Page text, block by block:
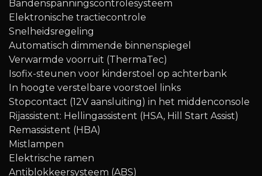
Bandenspanningscontrolesysteem
Elektronische tractiecontrole
Snelheidsregeling
Automatisch dimmende binnenspiegel
Verwarmde voorruit (ThermaTec)
Isofix-steunen voor kinderstoel op achterbank
In hoogte verstelbare voorstoel links
Stopcontact (12V aansluiting) in het middenconsole
Rijassistent: Hellingassistent (HSA, Hill Start Assist)
Remassistent (HBA)
Mistlampen
Elektrische ramen
Antiblokkeersysteem (ABS)